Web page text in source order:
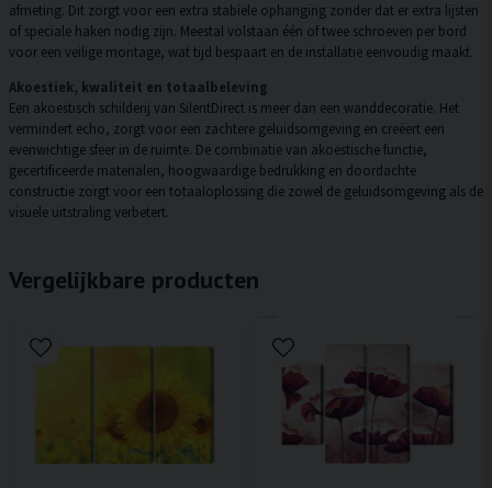
afmeting. Dit zorgt voor een extra stabiele ophanging zonder dat er extra lijsten
of speciale haken nodig zijn. Meestal volstaan één of twee schroeven per bord
voor een veilige montage, wat tijd bespaart en de installatie eenvoudig maakt.
Akoestiek, kwaliteit en totaalbeleving
Een akoestisch schilderij van SilentDirect is meer dan een wanddecoratie. Het
vermindert echo, zorgt voor een zachtere geluidsomgeving en creëert een
evenwichtige sfeer in de ruimte. De combinatie van akoestische functie,
gecertificeerde materialen, hoogwaardige bedrukking en doordachte
constructie zorgt voor een totaaloplossing die zowel de geluidsomgeving als de
visuele uitstraling verbetert.
Vergelijkbare producten